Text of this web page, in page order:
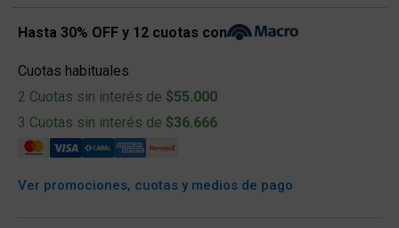
Hasta 30% OFF y 12 cuotas con
Cuotas habituales
2 Cuotas sin interés de $55.000
3 Cuotas sin interés de $36.666
Ver promociones, cuotas y medios de pago